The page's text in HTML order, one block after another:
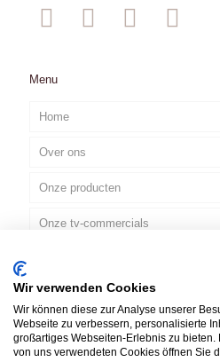
Menu
Home
Over ons
Onze producten
Onze tv-commercials
NL
Wir verwenden Cookies
Wir können diese zur Analyse unserer
Webseite zu verbessern, personalisierte
großartiges Webseiten-Erlebnis zu bieten.
von uns verwendeten Cookies öffnen Sie